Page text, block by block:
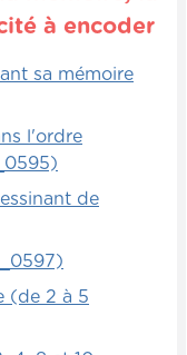
à encoder
sa mémoire
l'ordre
de
(de 2 à 5